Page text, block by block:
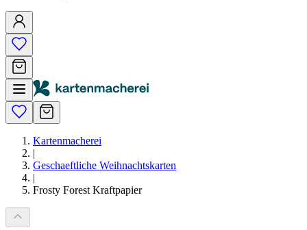
Kartenmacherei
|
Geschaeftliche Weihnachtskarten
|
Frosty Forest Kraftpapier